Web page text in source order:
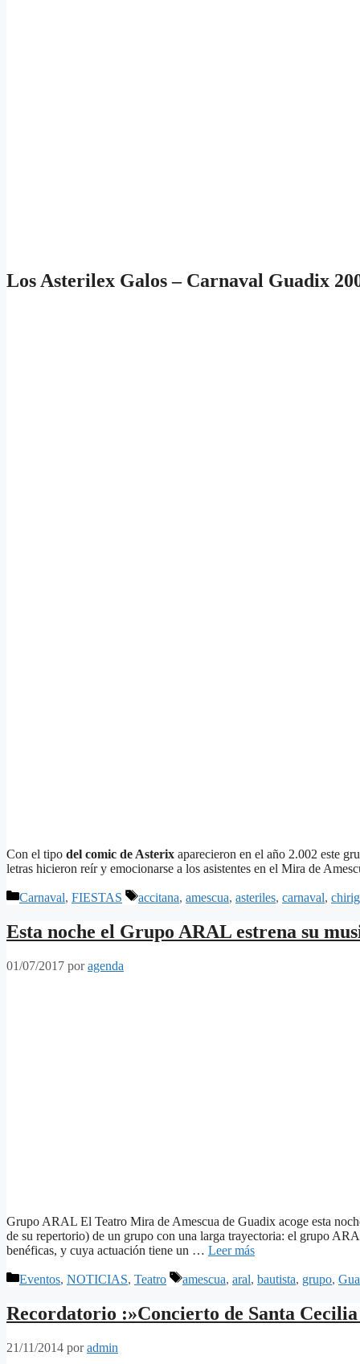
Los Asterilex Galos – Carnaval Guadix
Con el tipo del comic de Asterix aparecieron en el año 2.002 este
letras hicieron reír y emocionarse a los asistentes en el Mira de
Categorías
Carnaval, FIESTAS Etiquetas
accitana, amescua, asteriles, carnaval,
Esta noche el Grupo ARAL estrena su
01/07/2017 poragenda
Grupo ARAL El Teatro Mira de Amescua de Guadix acoge esta
de su repertorio) de un grupo con una larga trayectoria: el grupo
benéficas, y cuya actuación tiene un … Leer más
Categorías
Eventos, NOTICIAS, Teatro Etiquetas
amescua, aral, bautista, grupo,
Recordatorio :»Concierto de Santa
21/11/2014 poradmin